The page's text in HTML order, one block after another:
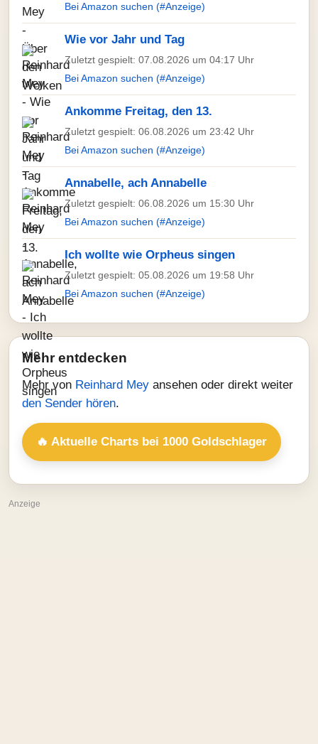
Bei Amazon suchen (#Anzeige)
Wie vor Jahr und Tag
Zuletzt gespielt: 07.08.2026 um 04:17 Uhr
Bei Amazon suchen (#Anzeige)
Ankomme Freitag, den 13.
Zuletzt gespielt: 06.08.2026 um 23:42 Uhr
Bei Amazon suchen (#Anzeige)
Annabelle, ach Annabelle
Zuletzt gespielt: 06.08.2026 um 15:30 Uhr
Bei Amazon suchen (#Anzeige)
Ich wollte wie Orpheus singen
Zuletzt gespielt: 05.08.2026 um 19:58 Uhr
Bei Amazon suchen (#Anzeige)
Mehr entdecken
Mehr von Reinhard Mey ansehen oder direkt weiter
den Sender hören.
🔥 Aktuelle Charts bei 1000 Goldschlager
Anzeige